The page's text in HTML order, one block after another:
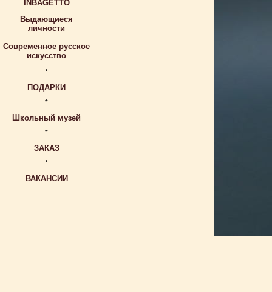
INBAGETTO
Выдающиеся
личности
Современное русское
искусство
*
ПОДАРКИ
*
Школьный музей
*
ЗАКАЗ
*
ВАКАНСИИ